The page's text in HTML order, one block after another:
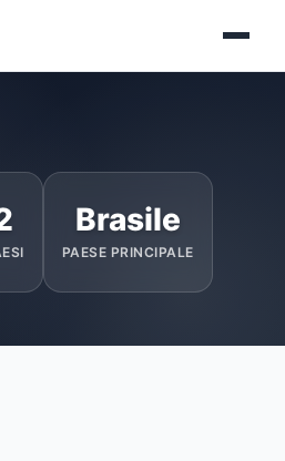
Brasile
PAESE PRINCIPALE